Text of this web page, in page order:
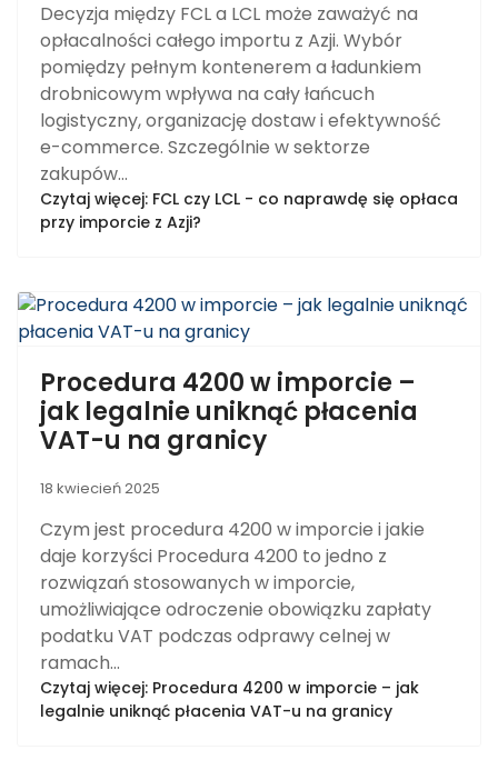
Decyzja między FCL a LCL może zaważyć na
opłacalności całego importu z Azji. Wybór
pomiędzy pełnym kontenerem a ładunkiem
drobnicowym wpływa na cały łańcuch
logistyczny, organizację dostaw i efektywność
e-commerce. Szczególnie w sektorze
zakupów...
Czytaj więcej: FCL czy LCL - co naprawdę się opłaca
przy imporcie z Azji?
Procedura 4200 w imporcie –
jak legalnie uniknąć płacenia
VAT-u na granicy
18 kwiecień 2025
Czym jest procedura 4200 w imporcie i jakie
daje korzyści Procedura 4200 to jedno z
rozwiązań stosowanych w imporcie,
umożliwiające odroczenie obowiązku zapłaty
podatku VAT podczas odprawy celnej w
ramach...
Czytaj więcej: Procedura 4200 w imporcie – jak
legalnie uniknąć płacenia VAT-u na granicy